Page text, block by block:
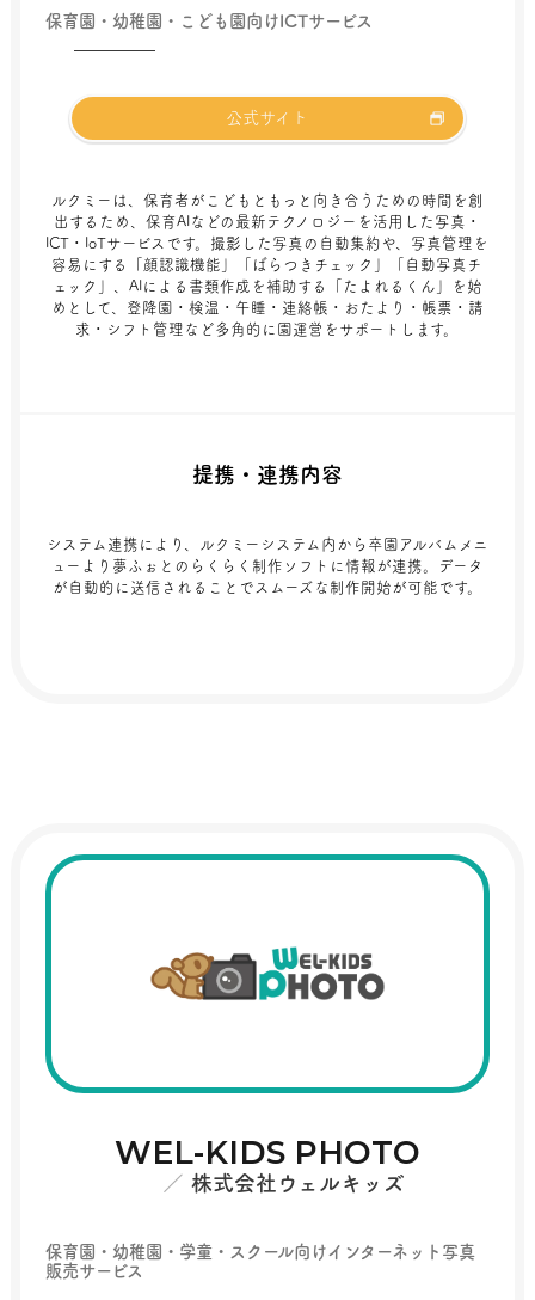
保育園・幼稚園・こども園向けICTサービス
公式サイト
ルクミーは、保育者がこどもともっと向き合うための時間を創
出するため、保育AIなどの最新テクノロジーを活用した写真・
ICT・IoTサービスです。撮影した写真の自動集約や、写真管理を
容易にする「顔認識機能」「ばらつきチェック」「自動写真チ
ェック」、AIによる書類作成を補助する「たよれるくん」を始
めとして、登降園・検温・午睡・連絡帳・おたより・帳票・請
求・シフト管理など多角的に園運営をサポートします。
提携・連携内容
システム連携により、ルクミーシステム内から卒園アルバムメニ
ューより夢ふぉとのらくらく制作ソフトに情報が連携。データ
が自動的に送信されることでスムーズな制作開始が可能です。
WEL-KIDS PHOTO
株式会社ウェルキッズ
保育園・幼稚園・学童・スクール向けインターネット写真
販売サービス